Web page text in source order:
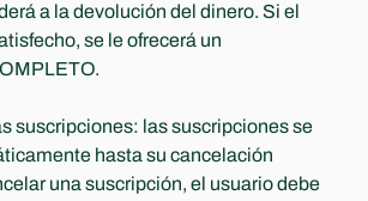
a la devolución del dinero. Si el
se le ofrecerá un
suscripciones: las suscripciones se
hasta su cancelación
una suscripción, el usuario debe